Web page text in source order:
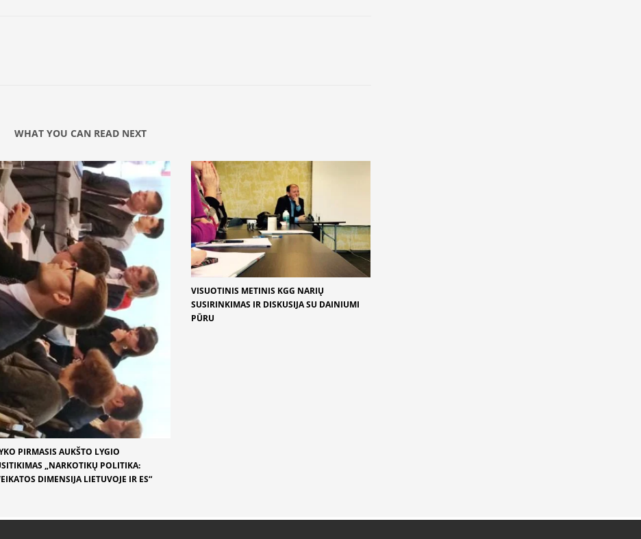
WHAT YOU CAN READ NEXT
PIRMASIS AUKŠTO LYGIO
„NARKOTIKŲ POLITIKA:
DIMENSIJA LIETUVOJE IR ES“
VISUOTINIS METINIS KGG NARIŲ
SUSIRINKIMAS IR DISKUSIJA SU DAINIUMI
PŪRU